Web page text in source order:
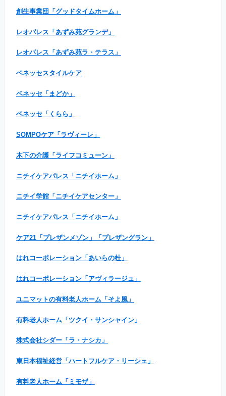
創生事業団「グッドタイムホーム」
レオパレス「あずみ苑グランデ」
レオパレス「あずみ苑ラ・テラス」
ベネッセスタイルケア
ベネッセ「まどか」
ベネッセ「くらら」
SOMPOケア「ラヴィーレ」
木下の介護「ライフコミューン」
ニチイケアパレス「ニチイホーム」
ニチイ学館「ニチイケアセンター」
ニチイケアパレス「ニチイホーム」
ケア21「プレザンメゾン」「プレザングラン」
はれコーポレーション「あいらの杜」
はれコーポレーション「アヴィラージュ」
ユニマットの有料老人ホーム「そよ風」
有料老人ホーム「ツクイ・サンシャイン」
株式会社シダー「ラ・ナシカ」
東日本福祉経営「ハートフルケア・リーシェ」
有料老人ホーム「ミモザ」